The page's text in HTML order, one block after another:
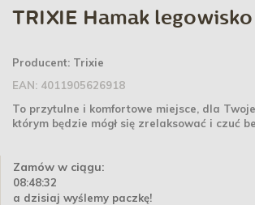
TRIXIE Hamak legowisko
Producent: Trixie
EAN: 4011905626918
To przytulne i komfortowe miejsce, dla
którym będzie mógł się zrelaksować i czuć
Zamów w ciągu:
08:48:32
a dzisiaj wyślemy paczkę!